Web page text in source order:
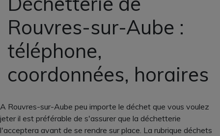
Rouvres-sur-Aube :
téléphone,
coordonnées, horaires
A Rouvres-sur-Aube peu importe le déchet que vous voulez
jeter il est préférable de s'assurer que la déchetterie
l'acceptera avant de se rendre sur place. La rubrique déchets